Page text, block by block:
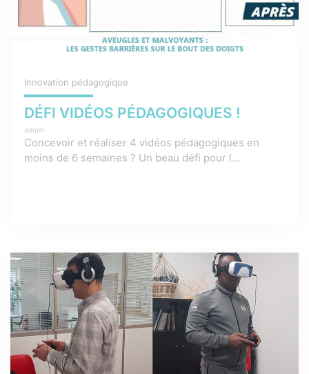
Innovation pédagogique
DÉFI VIDÉOS PÉDAGOGIQUES !
admin
Concevoir et réaliser 4 vidéos pédagogiques en
moins de 6 semaines ? Un beau défi pour l...